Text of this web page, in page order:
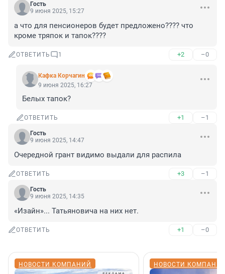
Гость
9 июня 2025, 15:27
а что для пенсионеров будет предложено???? что
кроме тряпок и тапок????
ОТВЕТИТЬ 1 +2 –0
Кафка Корчагин
9 июня 2025, 16:27
Белых тапок?
ОТВЕТИТЬ +1 –1
Гость
9 июня 2025, 14:47
Очередной грант видимо выдали для распила
ОТВЕТИТЬ +3 –1
Гость
9 июня 2025, 14:35
«Изайн»... Татьяновича на них нет.
ОТВЕТИТЬ +1 –0
НОВОСТИ КОМПАНИЙ НОВОСТИ